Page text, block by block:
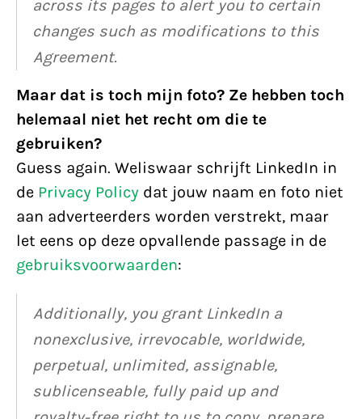
across its pages to alert you to certain
changes such as modifications to this
Agreement.
Maar dat is toch mijn foto? Ze hebben toch
helemaal niet het recht om die te
gebruiken?
Guess again. Weliswaar schrijft LinkedIn in
de Privacy Policy dat jouw naam en foto niet
aan adverteerders worden verstrekt, maar
let eens op deze opvallende passage in de
gebruiksvoorwaarden:
Additionally, you grant LinkedIn a
nonexclusive, irrevocable, worldwide,
perpetual, unlimited, assignable,
sublicenseable, fully paid up and